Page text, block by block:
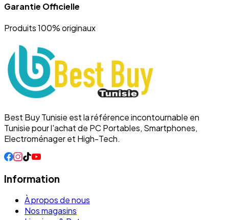
Garantie Officielle
Produits 100% originaux
Best Buy Tunisie est la référence incontournable en
Tunisie pour l'achat de PC Portables, Smartphones,
Electroménager et High-Tech.
Information
À propos de nous
Nos magasins